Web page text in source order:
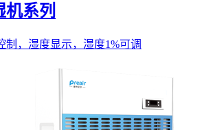
机系列
制，湿度显示，湿度1%可调